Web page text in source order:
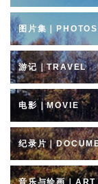
图片集｜PHOTOS
游记｜TRAVEL
电影｜MOVIE
纪录片｜